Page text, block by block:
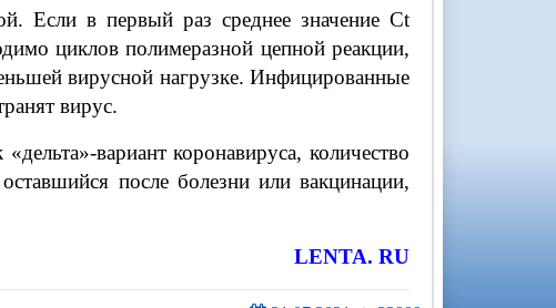
Если в первый раз среднее значение Ct
циклов полимеразной цепной реакции,
вирусной нагрузке. Инфицированные
вирус.
вариант коронавируса, количество
после болезни или вакцинации,
LENTA. RU